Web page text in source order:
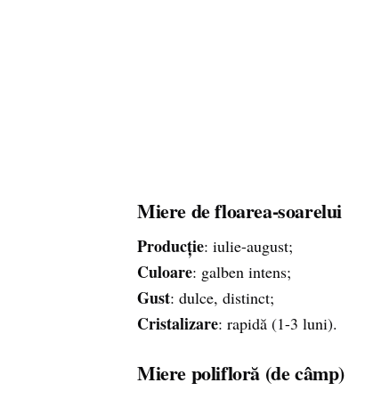
Miere de floarea-soarelui
Producție: iulie-august;
Culoare: galben intens;
Gust: dulce, distinct;
Cristalizare: rapidă (1-3 luni).
Miere polifloră (de câmp)